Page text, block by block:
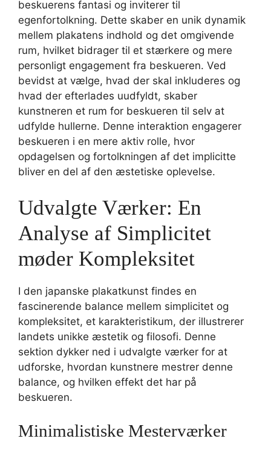
beskuerens fantasi og inviterer til
egenfortolkning. Dette skaber en unik dynamik
mellem plakatens indhold og det omgivende
rum, hvilket bidrager til et stærkere og mere
personligt engagement fra beskueren. Ved
bevidst at vælge, hvad der skal inkluderes og
hvad der efterlades uudfyldt, skaber
kunstneren et rum for beskueren til selv at
udfylde hullerne. Denne interaktion engagerer
beskueren i en mere aktiv rolle, hvor
opdagelsen og fortolkningen af det implicitte
bliver en del af den æstetiske oplevelse.
Udvalgte Værker: En
Analyse af Simplicitet
møder Kompleksitet
I den japanske plakatkunst findes en
fascinerende balance mellem simplicitet og
kompleksitet, et karakteristikum, der illustrerer
landets unikke æstetik og filosofi. Denne
sektion dykker ned i udvalgte værker for at
udforske, hvordan kunstnere mestrer denne
balance, og hvilken effekt det har på
beskueren.
Minimalistiske Mesterværker